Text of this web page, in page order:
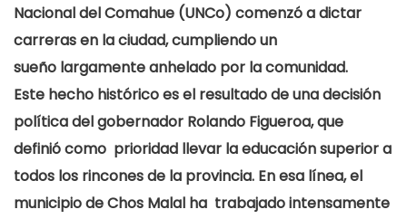
Nacional del Comahue (UNCo) comenzó a dictar
carreras en la ciudad, cumpliendo un
sueño largamente anhelado por la comunidad.
Este hecho histórico es el resultado de unadecisión
política del gobernador Rolando Figueroa, que
definió como prioridad llevar la educación superior a
todos los rincones de la provincia. En esa línea, el
municipio de Chos Malal ha trabajado intensamente